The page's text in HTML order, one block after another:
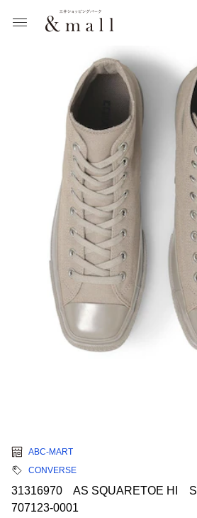
ABC-MART
CONVERSE
31316970 AS SQUARETOE HI
707123-0001